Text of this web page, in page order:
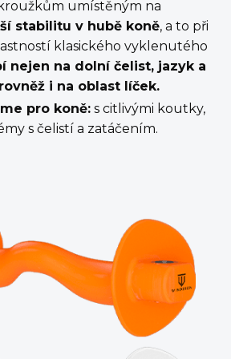
umístěným na
stabilitu v hubě koně, a to při
klasického vyklenutého
nejen na dolní čelist, jazyk a
i na oblast líček.
pro koně: s citlivými koutky,
s čelistí a zatáčením.